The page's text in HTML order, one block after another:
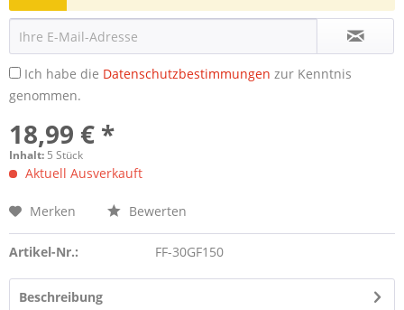
Ich habe die Datenschutzbestimmungen zur Kenntnis
genommen.
18,99 € *
Inhalt: 5 Stück
Aktuell Ausverkauft
Merken Bewerten
Artikel-Nr.: FF-30GF150
Beschreibung